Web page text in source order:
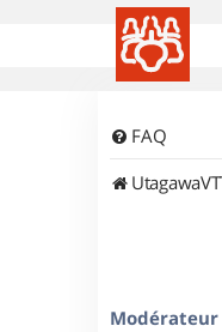
FAQ
Modérateur